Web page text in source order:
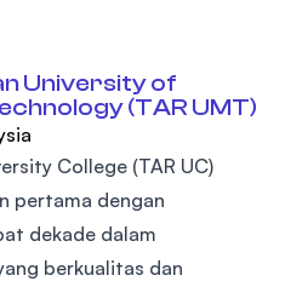
University of
(TAR UMT)
College (TAR UC)
pertama dengan
dekade dalam
berkualitas dan